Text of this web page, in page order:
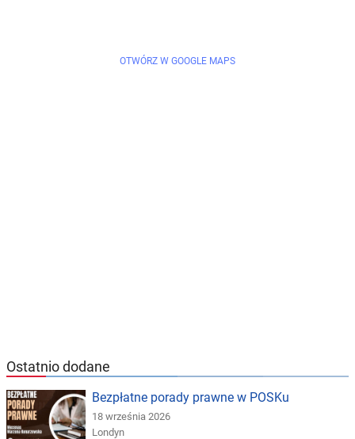
OTWÓRZ W GOOGLE MAPS
Ostatnio dodane
Bezpłatne porady prawne w POSKu
18 września 2026
Londyn